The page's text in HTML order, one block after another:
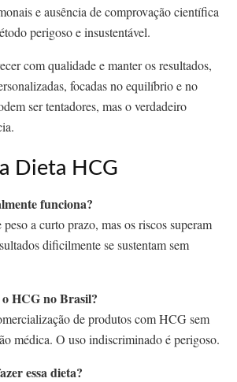
e ausência de comprovação científica
perigoso e insustentável.
com qualidade e manter os resultados,
focadas no equilíbrio e no
ser tentadores, mas o verdadeiro
Dieta HCG
funciona?
peso a curto prazo, mas os riscos superam
dificilmente se sustentam sem
HCG no Brasil?
de produtos com HCG sem
médica. O uso indiscriminado é perigoso.
essa dieta?